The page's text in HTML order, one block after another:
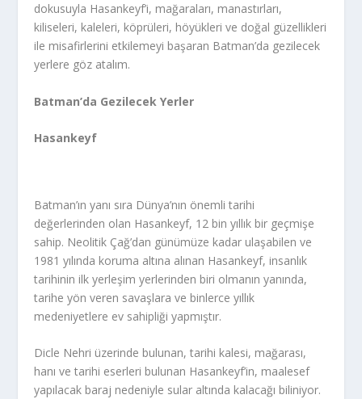
dokusuyla Hasankeyf’i, mağaraları, manastırları,
kiliseleri, kaleleri, köprüleri, höyükleri ve doğal güzellikleri
ile misafirlerini etkilemeyi başaran Batman’da gezilecek
yerlere göz atalım.
Batman’da Gezilecek Yerler
Hasankeyf
Batman’ın yanı sıra Dünya’nın önemli tarihi
değerlerinden olan Hasankeyf, 12 bin yıllık bir geçmişe
sahip. Neolitik Çağ’dan günümüze kadar ulaşabilen ve
1981 yılında koruma altına alınan Hasankeyf, insanlık
tarihinin ilk yerleşim yerlerinden biri olmanın yanında,
tarihe yön veren savaşlara ve binlerce yıllık
medeniyetlere ev sahipliği yapmıştır.
Dicle Nehri üzerinde bulunan, tarihi kalesi, mağarası,
hanı ve tarihi eserleri bulunan Hasankeyf’in, maalesef
yapılacak baraj nedeniyle sular altında kalacağı biliniyor.